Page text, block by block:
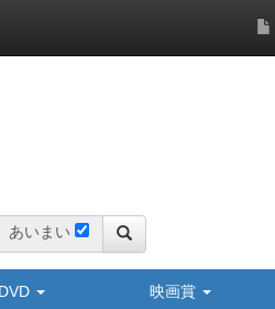
あいまい
映画賞